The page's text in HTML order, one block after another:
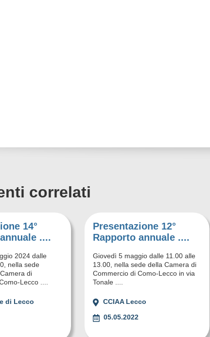
correlati
14°
....
2024 dalle
nella sede
di
Lecco ....
di Lecco
Presentazione 12°
Rapporto annuale ....
Giovedì 5 maggio dalle 11.00 alle
13.00, nella sede della Camera di
Commercio di Como-Lecco in via
Tonale ....
CCIAA Lecco
05.05.2022